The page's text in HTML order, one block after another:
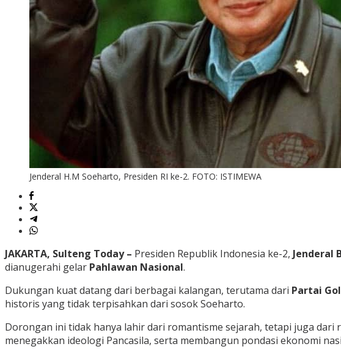
Jenderal H.M Soeharto, Presiden RI ke-2. FOTO: ISTIMEWA
JAKARTA, Sulteng Today – Presiden Republik Indonesia ke-2, Jenderal
dianugerahi gelar Pahlawan Nasional.
Dukungan kuat datang dari berbagai kalangan, terutama dari Partai
historis yang tidak terpisahkan dari sosok Soeharto.
Dorongan ini tidak hanya lahir dari romantisme sejarah, tetapi juga
menegakkan ideologi Pancasila, serta membangun pondasi ekonomi